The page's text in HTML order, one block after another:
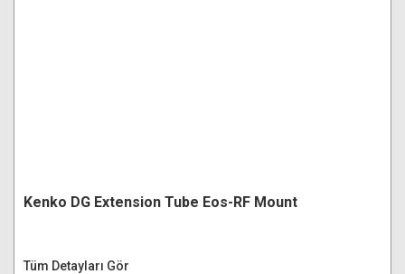
Kenko DG Extension Tube Eos-RF Mount
Tüm Detayları Gör